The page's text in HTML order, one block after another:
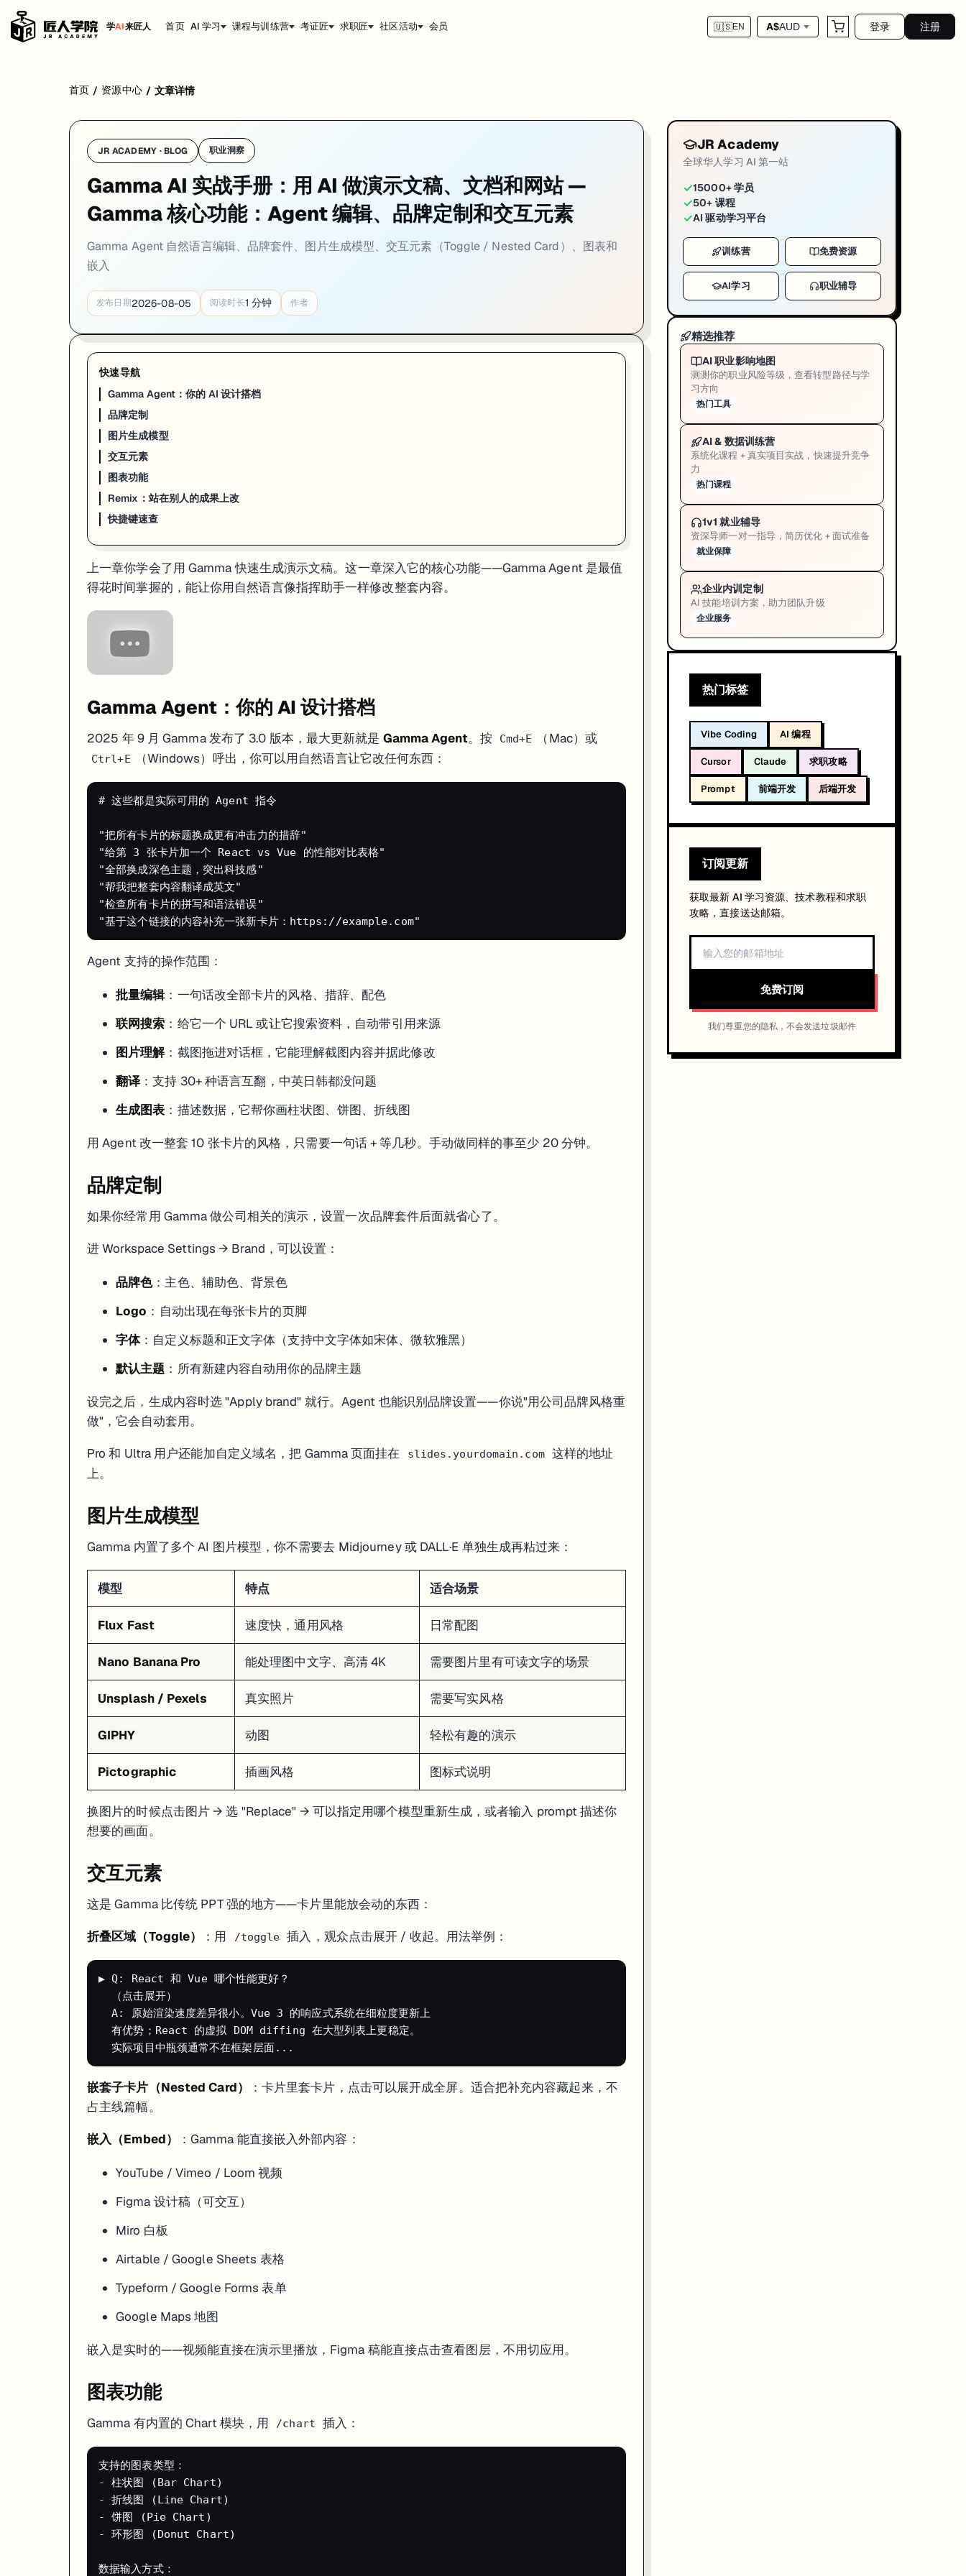
学AI来匠人 首页 AI 学习 课程与训练营 考证匠 求职匠 社区活动 会员 🇺🇸EN A$AUD 登录 注册
Gamma Agent：你的 AI 设计搭档
2025 年 9 月 Gamma 发布了 3.0 版本，最大更新就是 Gamma Agent。按Cmd+E（Mac）或Ctrl+E（Windows）呼出，你可以用自然语言让它改任何东西：
"把所有卡片的标题换成更有冲击力的措辞"
"给第 3 张卡片加一个 React vs Vue 的性能对比表格"
"帮我把整套内容翻译成英文"
"检查所有卡片的拼写和语法错误"
Agent 支持的操作范围：
：一句话改全部卡片的风格、措辞、配色
：给它一个 URL 或让它搜索资料，自动带引用来源
：截图拖进对话框，它能理解截图内容并据此修改
：支持 30+ 种语言互翻，中英日韩都没问题
：描述数据，它帮你画柱状图、饼图、折线图
用 Agent 改一整套 10 张卡片的风格，只需要一句话 + 等几秒。手动做同样的事至少 20 分钟。
如果你经常用 Gamma 做公司相关的演示，设置一次品牌套件后面就省心了。
进 Workspace Settings → Brand，可以设置：
：主色、辅助色、背景色
：自动出现在每张卡片的页脚
：自定义标题和正文字体（支持中文字体如宋体、微软雅黑）
设完之后，生成内容时选 "Apply brand" 就行。Agent 也能识别品牌设置——你说"用公司品牌风格重做"，它会自动套用。
Pro 和 Ultra 用户还能加自定义域名，把 Gamma 页面挂在
Gamma 内置了多个 AI 图片模型，你不需要去 Midjourney 或 DALL·E 单独生成再粘过来：
特点
适合场景
速度快，通用风格
日常配图
真实照片
需要写实风格
插画风格 图标式说明
换图片的时候点击图片 → 选 "Replace" → 可以指定用哪个模型重新生成，或者输入 prompt 描述你想要的画面。
这是 Gamma 比传统 PPT 强的地方——卡片里能放会动的东西：
折叠区域（Toggle）：用/toggle插入，观众点击展开 / 收起。用法举例：
▶ Q: React 和 Vue 哪个性能更好？
  A: 原始渲染速度差异很小。Vue 3 的响应式系统在细粒度更新上
嵌套子卡片（Nested Card）：卡片里套卡片，点击可以展开成全屏。适合把补充内容藏起来，不占主线篇幅。
Figma 设计稿（可交互）
Airtable / Google Sheets 表格
Typeform / Google Forms 表单
嵌入是实时的——视频能直接在演示里播放，Figma 稿能直接点击查看图层，不用切应用。
Gamma 有内置的 Chart 模块，用/chart插入：
- 柱状图 (Bar Chart)
- 用 Agent 描述数据让 AI 生成
对于简单的数据可视化（季度对比、技术栈占比、团队分工）内置图表够用了。复杂的交互式图表还是推荐嵌入 Google Sheets 或用外部工具。
Remix：站在别人的成果上改
Remix
Ctrl+B
Ctrl+K
Cmd+Shift+P Ctrl+Shift+P
首页 / 资源中心 / 文章详情
JR ACADEMY · BLOG 职业洞察
Gamma AI 实战手册：用 AI 做演示文稿、文档和网站 —
Gamma 核心功能：Agent 编辑、品牌定制和交互元素
Gamma Agent 自然语言编辑、品牌套件、图片生成模型、交互元素（Toggle / Nested Card）、图表和
嵌入
发布日期2026-08-05 阅读时长1 分钟 作者
快速导航
Gamma Agent：你的 AI 设计搭档
品牌定制
图片生成模型
交互元素
图表功能
Remix：站在别人的成果上改
快捷键速查
上一章你学会了用 Gamma 快速生成演示文稿。这一章深入它的核心功能——Gamma Agent 是最值
得花时间掌握的，能让你用自然语言像指挥助手一样修改整套内容。
Gamma Agent：你的 AI 设计搭档
2025 年 9 月 Gamma 发布了 3.0 版本，最大更新就是 Gamma Agent。按 Cmd+E （Mac）或
Ctrl+E （Windows）呼出，你可以用自然语言让它改任何东西：
# 这些都是实际可用的 Agent 指令
"把所有卡片的标题换成更有冲击力的措辞"
"给第 3 张卡片加一个 React vs Vue 的性能对比表格"
"全部换成深色主题，突出科技感"
"帮我把整套内容翻译成英文"
"检查所有卡片的拼写和语法错误"
Agent 支持的操作范围：
批量编辑：一句话改全部卡片的风格、措辞、配色
联网搜索 ：给它一个 URL 或让它搜索资料，自动带引用来源
图片理解：截图拖进对话框，它能理解截图内容并据此修改
翻译 ：支持 30+ 种语言互翻，中英日韩都没问题
生成图表 ：描述数据，它帮你画柱状图、饼图、折线图
用 Agent 改一整套 10 张卡片的风格，只需要一句话 + 等几秒。手动做同样的事至少 20 分钟。
品牌定制
如果你经常用 Gamma 做公司相关的演示，设置一次品牌套件后面就省心了。
进 Workspace Settings → Brand，可以设置：
品牌色：主色、辅助色、背景色
Logo ：自动出现在每张卡片的页脚
字体：自定义标题和正文字体（支持中文字体如宋体、微软雅黑）
默认主题 ：所有新建内容自动用你的品牌主题
设完之后，生成内容时选 "Apply brand" 就行。Agent 也能识别品牌设置——你说"用公司品牌风格重
做"，它会自动套用。
Pro 和 Ultra 用户还能加自定义域名，把 Gamma 页面挂在 slides.yourdomain.com 这样的地址
上。
图片生成模型
Gamma 内置了多个 AI 图片模型，你不需要去 Midjourney 或 DALL·E 单独生成再粘过来：
模型 特点 适合场景
Flux Fast 速度快，通用风格 日常配图
Nano Banana Pro 能处理图中文字、高清 4K 需要图片里有可读文字的场景
Unsplash / Pexels 真实照片 需要写实风格
GIPHY 动图 轻松有趣的演示
Pictographic 插画风格 图标式说明
换图片的时候点击图片 → 选 "Replace" → 可以指定用哪个模型重新生成，或者输入 prompt 描述你
想要的画面。
交互元素
这是 Gamma 比传统 PPT 强的地方——卡片里能放会动的东西：
折叠区域（Toggle） ：用 /toggle 插入，观众点击展开 / 收起。用法举例：
▶ Q: React 和 Vue 哪个性能更好？
  （点击展开）
  A: 原始渲染速度差异很小。Vue 3 的响应式系统在细粒度更新上
  有优势；React 的虚拟 DOM diffing 在大型列表上更稳定。
嵌套子卡片（Nested Card）
：卡片里套卡片，点击可以展开成全屏。适合把补充内容藏起来，不
占主线篇幅。
嵌入（Embed） ：Gamma 能直接嵌入外部内容：
YouTube / Vimeo / Loom 视频
Figma 设计稿（可交互）
Miro 白板
Airtable / Google Sheets 表格
Typeform / Google Forms 表单
Google Maps 地图
嵌入是实时的——视频能直接在演示里播放，Figma 稿能直接点击查看图层，不用切应用。
图表功能
Gamma 有内置的 Chart 模块，用 /chart 插入：
支持的图表类型：
- 柱状图 (Bar Chart)
- 折线图 (Line Chart)
- 饼图 (Pie Chart)
- 环形图 (Donut Chart)
数据输入方式：
JR Academy
全球华人学习 AI 第一站
✓15000+ 学员
✓50+ 课程
✓AI 驱动学习平台
训练营 免费资源
AI学习 职业辅导
精选推荐
AI 职业影响地图
测测你的职业风险等级，查看转型路径与学
习方向
热门工具
AI & 数据训练营
系统化课程 + 真实项目实战，快速提升竞争
力
热门课程
1v1 就业辅导
资深导师一对一指导，简历优化 + 面试准备
就业保障
企业内训定制
AI 技能培训方案，助力团队升级
企业服务
热门标签
Vibe Coding AI 编程
Cursor Claude 求职攻略
Prompt 前端开发 后端开发
订阅更新
获取最新 AI 学习资源、技术教程和求职
攻略，直接送达邮箱。
免费订阅
我们尊重您的隐私，不会发送垃圾邮件